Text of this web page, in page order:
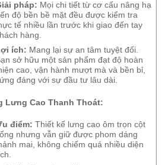
pháp: Mọi chi tiết từ cơ cấu nâng hạ
độ bền bề mặt đều được kiểm tra
tế nhiều lần trước khi giao đến tay
hàng.
ích: Mang lại sự an tâm tuyệt đối.
sở hữu một sản phẩm đạt độ hoàn
cao, vận hành mượt mà và bền bỉ,
đáng với sự đầu tư lâu dài.
Lưng Cao Thanh Thoát:
điểm: Thiết kế lưng cao ôm trọn cột
nhưng vẫn giữ được phom dáng
mai,
không chiếm quá nhiều diện